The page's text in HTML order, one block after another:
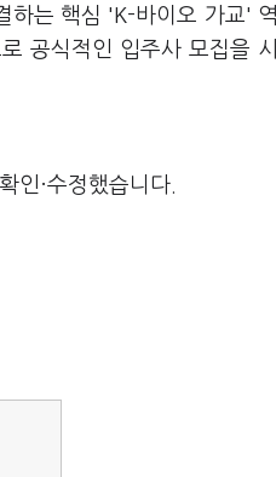
하는 핵심 'K-바이오 가교'
공식적인 입주사 모집을
인·수정했습니다.